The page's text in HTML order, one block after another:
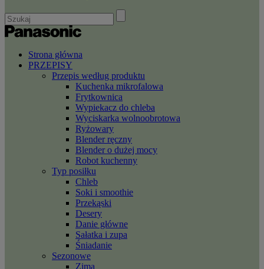
Strona główna
PRZEPISY
Przepis według produktu
Kuchenka mikrofalowa
Frytkownica
Wypiekacz do chleba
Wyciskarka wolnoobrotowa
Ryżowary
Blender ręczny
Blender o dużej mocy
Robot kuchenny
Typ posiłku
Chleb
Soki i smoothie
Przekąski
Desery
Danie główne
Sałatka i zupa
Śniadanie
Sezonowe
Zima